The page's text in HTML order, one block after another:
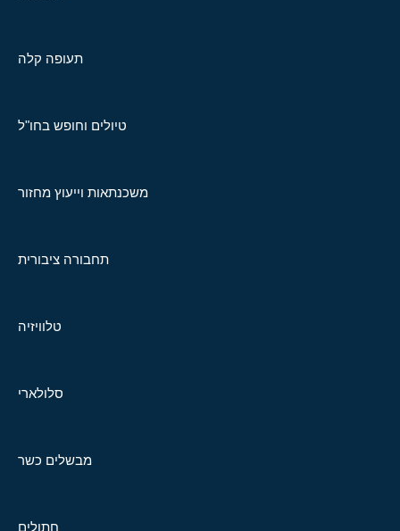
תעופה קלה
טיולים וחופש בחו"ל
משכנתאות וייעוץ מחזור
תחבורה ציבורית
טלוויזיה
סלולארי
מבשלים כשר
חתולים